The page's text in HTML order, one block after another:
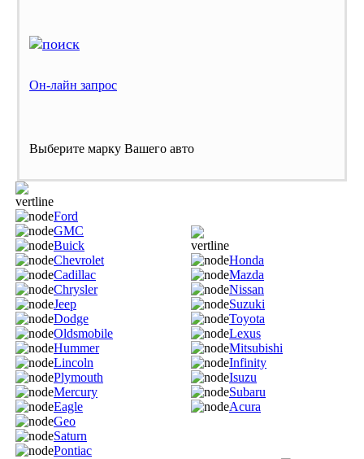
Он-лайн запрос
Выберите марку Вашего авто
Ford
GMC
Buick
Chevrolet
Cadillac
Chrysler
Jeep
Dodge
Oldsmobile
Hummer
Lincoln
Plymouth
Mercury
Eagle
Geo
Saturn
Pontiac
Honda
Mazda
Nissan
Suzuki
Toyota
Lexus
Mitsubishi
Infinity
Isuzu
Subaru
Acura